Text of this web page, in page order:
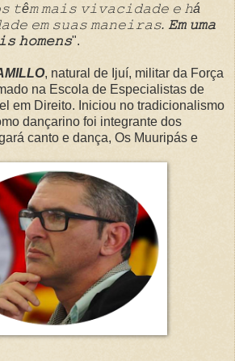
𝚝ê𝚖 𝚖𝚊𝚒𝚜 𝚟𝚒𝚟𝚊𝚌𝚒𝚍𝚊𝚍𝚎 𝚎 𝚑á
𝚎𝚖 𝚜𝚞𝚊𝚜 𝚖𝚊𝚗𝚎𝚒𝚛𝚊𝚜. 𝙴𝚖 𝚞𝚖𝚊
𝚑𝚘𝚖𝚎𝚗𝚜".
, natural de Ijuí, militar da Força
na Escola de Especialistas de
em Direito. Iniciou no tradicionalismo
dançarino foi integrante dos
canto e dança, Os Muuripás e